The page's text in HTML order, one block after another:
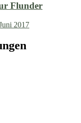
Flunder
2017